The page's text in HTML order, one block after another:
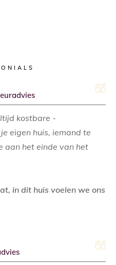
kostbare -
eigen huis, iemand te
aan het einde van het
in dit huis voelen we ons